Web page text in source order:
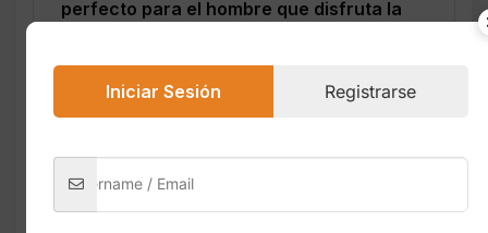
perfecto para el hombre que disfruta la
Nautica Blue Sailes una fragancia ligera y
refrescante inspirada en la brisa marina y
gracias a su aroma suave, agradable y
versátil.
Iniciar Sesión Registrarse